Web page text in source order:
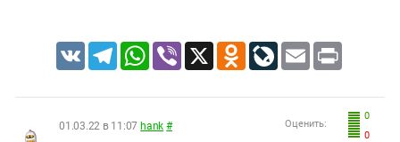
VK TelegramWhatsApp
Viber X Odnoklassniki
LiveJournal
Email Print
0
0
Оценить:
01.03.22 в 11:07 hank #